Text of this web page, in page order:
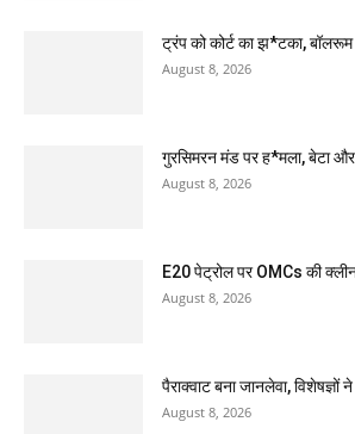
ट्रंप को कोर्ट का झ*टका, बॉलरूम
August 8, 2026
गुरसिमरन मंड पर ह*मला, बेटा
August 8, 2026
E20 पेट्रोल पर OMCs की
August 8, 2026
पैराक्वाट बना जानलेवा, विशेषज्ञों
August 8, 2026